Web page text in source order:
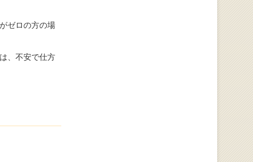
ゼロの方の場
、不安で仕方